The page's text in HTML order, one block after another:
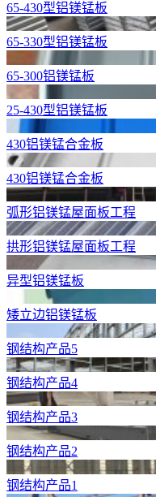
65-430型铝镁锰板
65-330型铝镁锰板
65-300铝镁锰板
25-430型铝镁锰板
430铝镁锰合金板
430铝镁锰合金板
弧形铝镁锰屋面板工程
拱形铝镁锰屋面板工程
异型铝镁锰板
矮立边铝镁锰板
钢结构产品5
钢结构产品4
钢结构产品3
钢结构产品2
钢结构产品1